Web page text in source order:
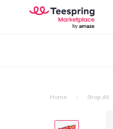
Home Shop All